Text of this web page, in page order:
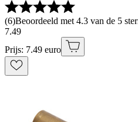
(6)Beoordeeld met 4.3 van de 5
7.49
Prijs: 7.49 euro